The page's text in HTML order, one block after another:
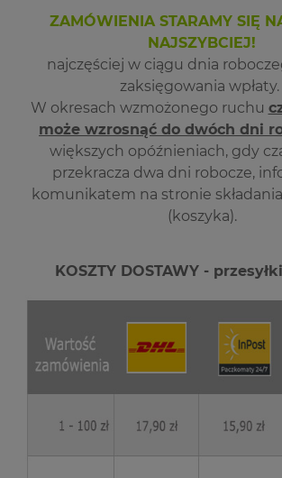
ZAMÓWIENIA STARAMY SIĘ
NAJSZYBCIEJ!
najczęściej w ciągu dnia
zaksięgowania wpłaty.
W okresach wzmożonego ruchu
może wzrosnąć do dwóch dni
większych opóźnieniach, gdy
przekracza dwa dni robocze,
komunikatem na stronie
(koszyka).
KOSZTY DOSTAWY -